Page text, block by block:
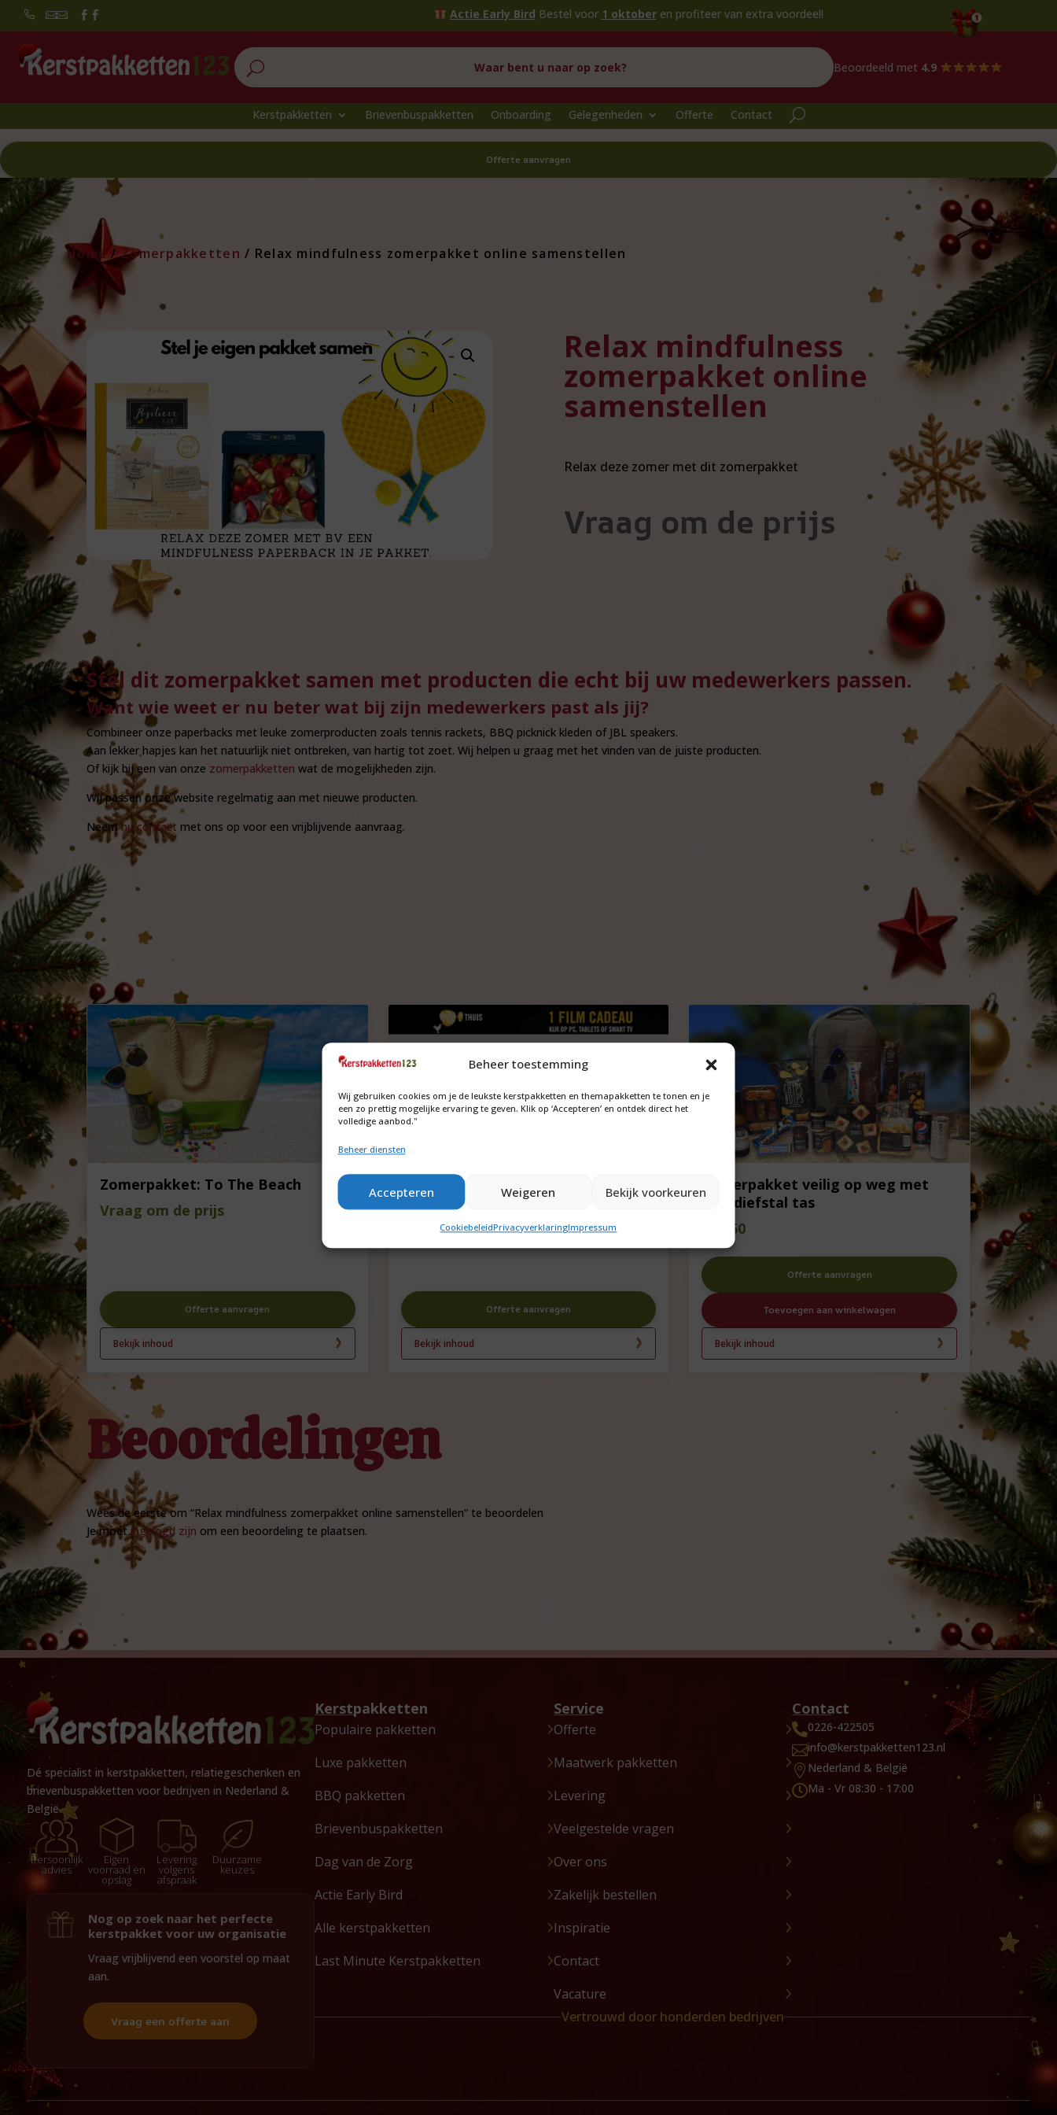
Beheer toestemming
Wij gebruiken cookies om je de leukste kerstpakketten en themapakketten te tonen en je
een zo prettig mogelijke ervaring te geven. Klik op ‘Accepteren’ en ontdek direct het
volledige aanbod."
Beheer diensten
Accepteren Weigeren Bekijk voorkeuren
CookiebeleidPrivacyverklaringImpressum
  Actie Early BirdBestel voor1 oktober en profiteer van extra voordeel!
U Beoordeeld met 4.9
Kerstpakketten Brievenbuspakketten Onboarding Gelegenheden Offerte Contact
Offerte aanvragen
Home /Zomerpakketten / Relax mindfulness zomerpakket online samenstellen
Relax mindfulness
zomerpakket online
samenstellen
Relax deze zomer met dit zomerpakket
Vraag om de prijs
Stel dit zomerpakket samen met producten die echt bij uw medewerkers passen.
Want wie weet er nu beter wat bij zijn medewerkers past als jij?
Combineer onze paperbacks met leuke zomerproducten zoals tennis rackets, BBQ picknick kleden of JBL speakers.
Aan lekker hapjes kan het natuurlijk niet ontbreken, van hartig tot zoet. Wij helpen u graag met het vinden van de juiste producten.
Of kijk bij een van onze zomerpakketten wat de mogelijkheden zijn.
Wij passen onze website regelmatig aan met nieuwe producten.
Neemnu contact met ons op voor een vrijblijvende aanvraag.
Zomerpakket: To The Beach
Vraag om de prijs
Offerte aanvragen
Bekijk inhoud
Thuisbioscoop voor het hele gezin
Vraag om de prijs
Offerte aanvragen
Bekijk inhoud
Zomerpakket veilig op weg met
anti diefstal tas
57,50
Offerte aanvragen
Toevoegen aan winkelwagen
Bekijk inhoud
Beoordelingen
Wees de eerste om “Relax mindfulness zomerpakket online samenstellen” te beoordelen
Je moetingelogd zijn om een beoordeling te plaatsen.
Dé specialist in kerstpakketten, relatiegeschenken en
brievenbuspakketten voor bedrijven in Nederland &
België.
Persoonlijk
advies
Eigen
voorraad en
opslag
Levering
volgens
afspraak
Duurzame
keuzes
Nog op zoek naar het perfecte
kerstpakket voor uw organisatie
Vraag vrijblijvend een voorstel op maat
aan.
Vraag een offerte aan
Kerstpakketten
Populaire pakketten
Luxe pakketten
BBQ pakketten
Brievenbuspakketten
Dag van de Zorg
Actie Early Bird
Alle kerstpakketten
Last Minute Kerstpakketten
Service
Offerte
Maatwerk pakketten
Levering
Veelgestelde vragen
Over ons
Zakelijk bestellen
Inspiratie
Contact
Vacature
Contact
0226-422505
info@kerstpakketten123.nl
 Nederland & België
Ma - Vr 08:30 - 17:00
Vertrouwd door honderden bedrijven